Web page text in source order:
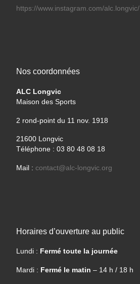
https://www.instagram.com/alc.longvic/
Nos coordonnées
ALC Longvic
Maison des Sports
2 rond-point du 11 nov. 1918
21600 Longvic
Téléphone : 03 80 48 08 18
Mail : contact@alc-longvic.org
Horaires d’ouverture au public
Lundi : Fermé toute la journée
Mardi : Fermé le matin – 14 h / 18 h